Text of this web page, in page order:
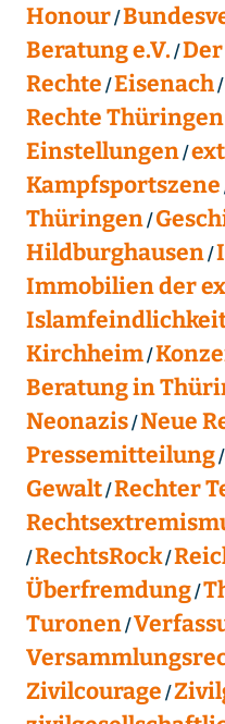
Honour
Beratung e.V.
Rechte Eisenach
Rechte Thüringen
Einstellungen
Kampfsportszene
Thüringen
Hildburghausen
Immobilien der
Kirchheim
Beratung in
Neonazis Neue
Pressemitteilung
Gewalt Rechter
RechtsRock
Überfremdung
Turonen
Zivilcourage